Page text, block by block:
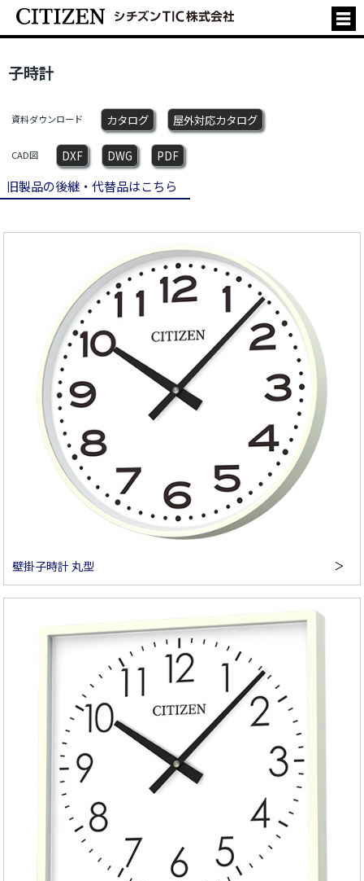
子時計
資料ダウンロード カタログ 屋外対応カタログ
CAD図 DXF DWG PDF
旧製品の後継・代替品はこちら
壁掛子時計 丸型